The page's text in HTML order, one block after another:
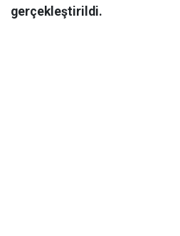
gerçekleştirildi.